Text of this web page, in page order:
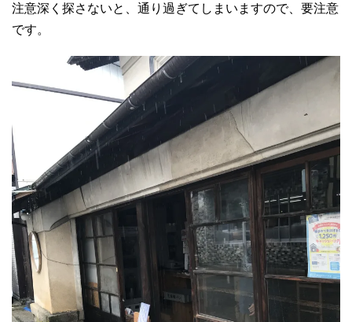
注意深く探さないと、通り過ぎてしまいますので、要注意
です。